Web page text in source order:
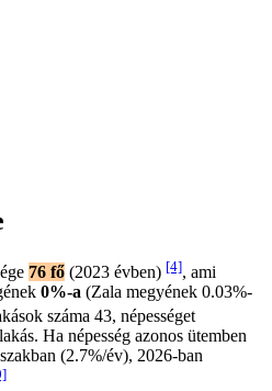
76 fő (2023 évben) [4], ami
0%-a (Zala megyének 0.03%-
száma 43, népességet
Ha népesség azonos ütemben
(2.7%/év), 2026-ban